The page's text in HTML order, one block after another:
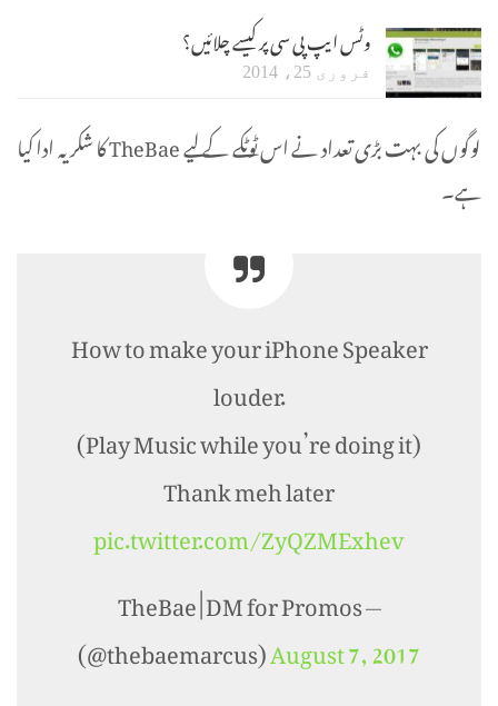
وٹس ایپ پی سی پر کیسے چلائیں؟
فروری 25، 2014
لوگوں کی بہت بڑی تعداد نے اس ٹوٹکے کے لیے TheBae کا شکریہ ادا کیا
ہے۔
How to make your iPhone Speaker
louder.
(Play Music while you’re doing it)
Thank meh later
pic.twitter.com/ZyQZMExhev
— TheBae | DM for Promos
(@thebaemarcus)August 7, 2017